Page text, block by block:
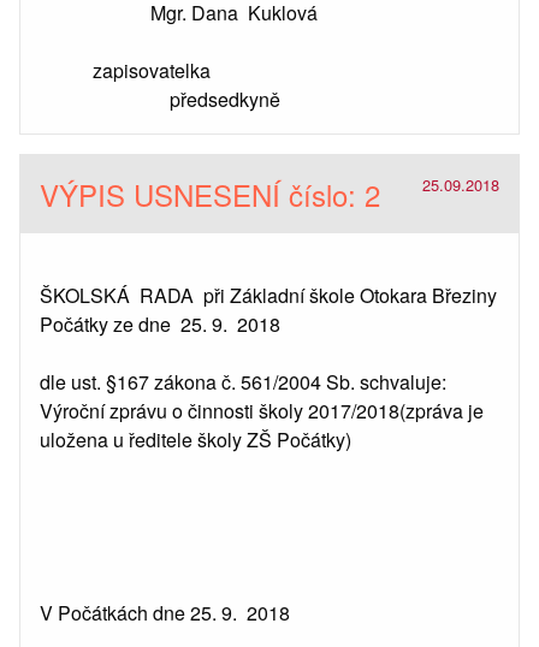
Mgr. Dana Kuklová
zapisovatelka
předsedkyně
VÝPIS USNESENÍ číslo: 2 25.09.2018
ŠKOLSKÁ RADA při Základní škole Otokara Březiny
Počátky ze dne 25. 9. 2018
dle ust. §167 zákona č. 561/2004 Sb. schvaluje:
Výroční zprávu o činnosti školy 2017/2018(zpráva je
uložena u ředitele školy ZŠ Počátky)
V Počátkách dne 25. 9. 2018